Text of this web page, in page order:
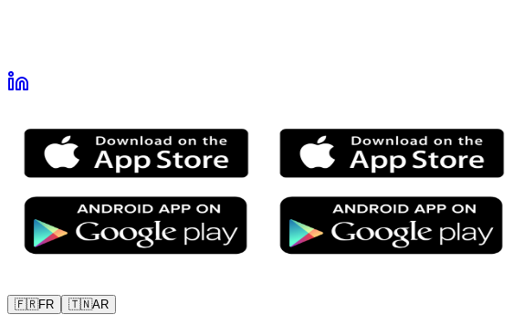
🇫🇷FR 🇹🇳AR